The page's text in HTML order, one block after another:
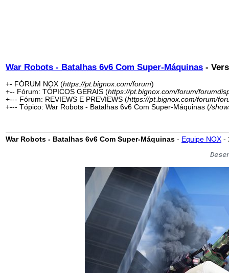
War Robots - Batalhas 6v6 Com Super-Máquinas -
+- FÓRUM NOX (https://pt.bignox.com/forum)
+-- Fórum: TÓPICOS GERAIS (https://pt.bignox.com/forum/
+--- Fórum: REVIEWS E PREVIEWS (https://pt.bignox.com/forum/
+--- Tópico: War Robots - Batalhas 6v6 Com Super-Máquinas (/
War Robots - Batalhas 6v6 Com Super-Máquinas - Equipe NOX -